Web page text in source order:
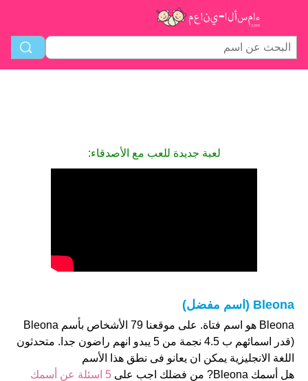
لعبة جديدة للعب مع الأصدقاء:
Bleona (اسم مفضل)
Bleona هو اسم فتاة. على موقعنا 79 الأشخاص بأسم Bleona
(قدر اسمائهم ب 4.5 نجمة من 5 يبدو انهم راضون جدا. متحدثون
اللغة الانجليزية يمكن ان يعانو فى نطق هذا الأسم
هل أسمك Bleona? من فضلك اجب على
5 اسئلة عن أسمك